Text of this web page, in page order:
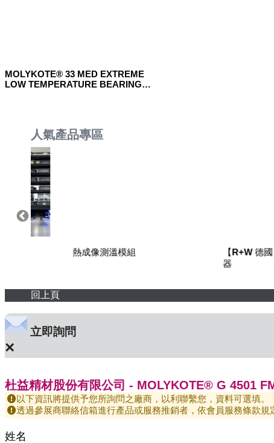
MOLYKOTE® 33 MED EXTREME
LOW TEMPERATURE BEARING
人氣產品專區
熱成像測溫模組
【R+W 德國】 精密
回上頁
立即詢問
×
杜益精材股份有限公司 - MOLYKOTE® G 4501
以下資訊將提供予您所詢問之廠商，以利聯繫您，資料可選填。
透過參展商聯絡信箱進行產品或服務推銷者，依會員服務條款規
姓名